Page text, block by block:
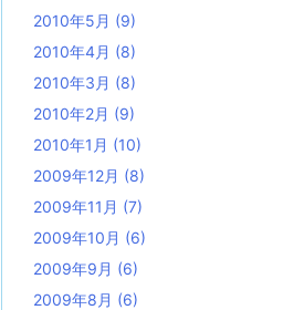
2010年5月 (9)
2010年4月 (8)
2010年3月 (8)
2010年2月 (9)
2010年1月 (10)
2009年12月 (8)
2009年11月 (7)
2009年10月 (6)
2009年9月 (6)
2009年8月 (6)